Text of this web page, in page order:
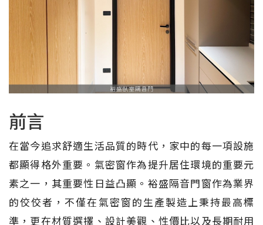
前言
在當今追求舒適生活品質的時代，家中的每一項設施
都顯得格外重要。氣密窗作為提升居住環境的重要元
素之一，其重要性日益凸顯。裕盛隔音門窗作為業界
的佼佼者，不僅在氣密窗的生產製造上秉持最高標
準，更在材質選擇、設計美觀、性價比以及長期耐用